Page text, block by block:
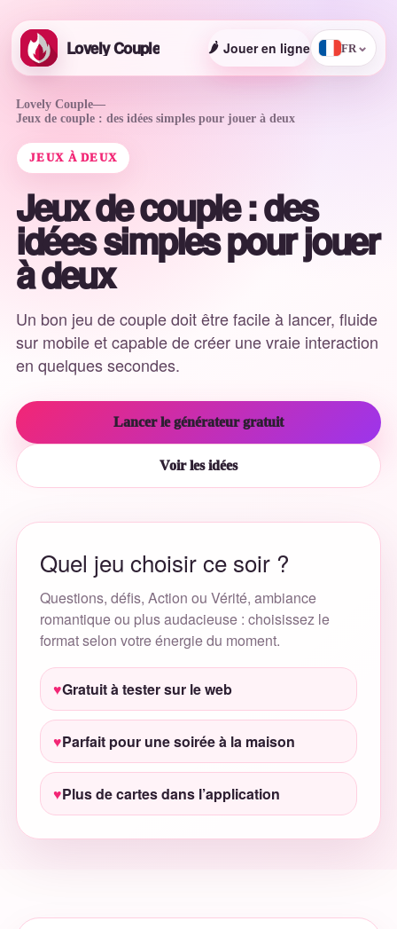
Lovely Couple 🌶️ Jouer en ligne FR ⌄
Lovely Couple—
Jeux de couple : des idées simples pour jouer à deux
JEUX À DEUX
Jeux de couple : des
idées simples pour jouer
à deux
Un bon jeu de couple doit être facile à lancer, fluide
sur mobile et capable de créer une vraie interaction
en quelques secondes.
Lancer le générateur gratuit
Voir les idées
Quel jeu choisir ce soir ?
Questions, défis, Action ou Vérité, ambiance
romantique ou plus audacieuse : choisissez le
format selon votre énergie du moment.
Gratuit à tester sur le web
Parfait pour une soirée à la maison
Plus de cartes dans l’application